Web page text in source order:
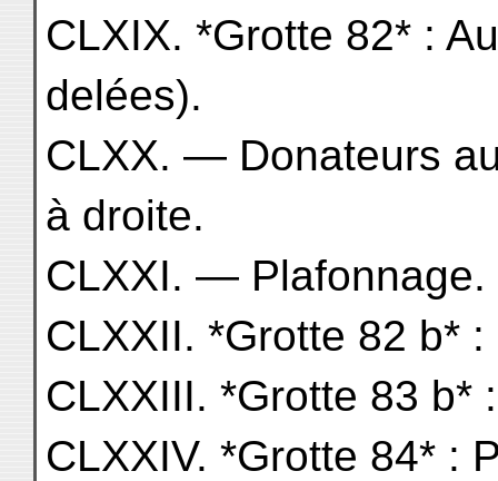
CLXIX. *Grotte 82* :
delées).
CLXX. — Donateurs
à droite.
CLXXI. — Plafonnage.
CLXXII. *Grotte 82 b*
CLXXIII. *Grotte 83 b*
CLXXIV. *Grotte 84* :